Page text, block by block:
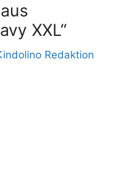
XXL“
Redaktion